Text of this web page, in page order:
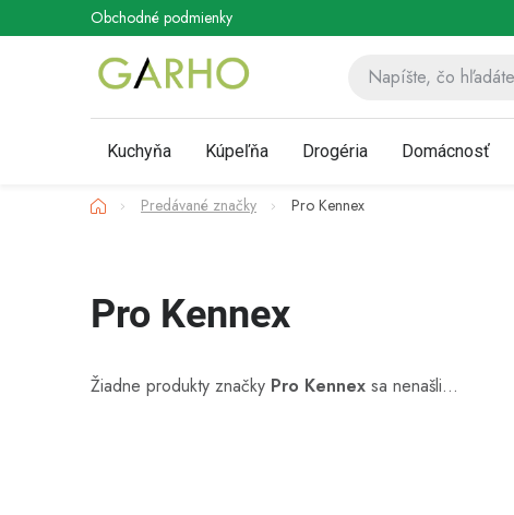
na
Obchodné podmienky
Kuchyňa Kúpeľňa Drogéria Domácnosť
DomovPredávané značky Pro Kennex
Pro Kennex
Žiadne produkty značky Pro Kennex sa nenašli...